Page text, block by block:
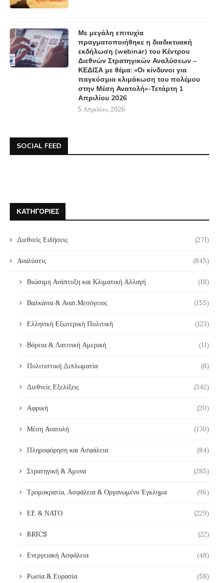
Με μεγάλη επιτυχία
πραγματοποιήθηκε η διαδικτυακή
εκδήλωση (webinar) του Κέντρου
Διεθνών Στρατηγικών Αναλύσεων –
ΚΕΔΙΣΑ με θέμα: «Οι κίνδυνοι για
παγκόσμια κλιμάκωση του πολέμου
στην Μέση Ανατολή»-Τετάρτη 1
Απριλίου 2026
5 Απριλίου, 2026
SOCIAL FEED
ΚΑΤΗΓΟΡΊΕΣ
Διεθνείς Ειδήσεις (271)
Αναλύσεις (845)
Βιώσιμη Ανάπτυξη και Κλιματική Αλλαγή (18)
Βαλκάνια & Ανατ.Μεσόγειος (155)
Ελληνική Εξωτερική Πολιτική (123)
Βόρεια & Λατινική Αμερική (11)
Πολιτιστική Διπλωματία (8)
Διεθνείς Εξελίξεις (342)
Αφρική (20)
Μέση Ανατολή (170)
Πληροφόρηση και Ασφάλεια (84)
Στρατηγική & Άμυνα (285)
Τρομοκρατία, Ασφάλεια & Οργανωμένο Έγκλημα (96)
ΕΕ & ΝΑΤΟ (229)
BRICS (22)
Ενεργειακή Ασφάλεια (48)
Ρωσία & Ευρασία (58)